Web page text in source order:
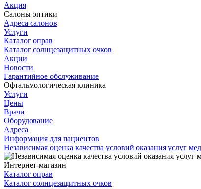
Акция
Салоны оптики
Адреса салонов
Услуги
Каталог оправ
Каталог солнцезащитных очков
Акции
Новости
Гарантийное обслуживание
Офтальмологическая клиника
Услуги
Цены
Врачи
Оборудование
Адреса
Информация для пациентов
Независимая оценка качества условий оказания услуг
Интернет-магазин
Каталог оправ
Каталог солнцезащитных очков